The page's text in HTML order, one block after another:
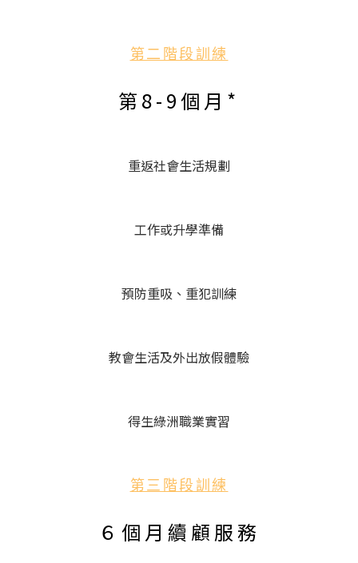
第二階段訓練
第8-9個月*
重返社會生活規劃
工作或升學準備
預防重吸、重犯訓練
教會生活及外出放假體驗
得生綠洲職業實習
第三階段訓練
６個月續顧服務